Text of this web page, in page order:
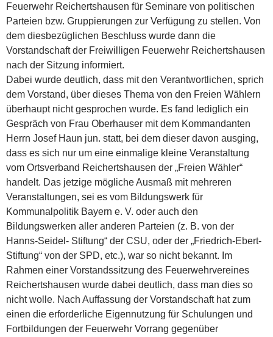
Feuerwehr Reichertshausen für Seminare von politischen
Parteien bzw. Gruppierungen zur Verfügung zu stellen. Von
dem diesbezüglichen Beschluss wurde dann die
Vorstandschaft der Freiwilligen Feuerwehr Reichertshausen
nach der Sitzung informiert.
Dabei wurde deutlich, dass mit den Verantwortlichen, sprich
dem Vorstand, über dieses Thema von den Freien Wählern
überhaupt nicht gesprochen wurde. Es fand lediglich ein
Gespräch von Frau Oberhauser mit dem Kommandanten
Herrn Josef Haun jun. statt, bei dem dieser davon ausging,
dass es sich nur um eine einmalige kleine Veranstaltung
vom Ortsverband Reichertshausen der „Freien Wähler“
handelt. Das jetzige mögliche Ausmaß mit mehreren
Veranstaltungen, sei es vom Bildungswerk für
Kommunalpolitik Bayern e. V. oder auch den
Bildungswerken aller anderen Parteien (z. B. von der
Hanns-Seidel- Stiftung“ der CSU, oder der „Friedrich-Ebert-
Stiftung“ von der SPD, etc.), war so nicht bekannt. Im
Rahmen einer Vorstandssitzung des Feuerwehrvereines
Reichertshausen wurde dabei deutlich, dass man dies so
nicht wolle. Nach Auffassung der Vorstandschaft hat zum
einen die erforderliche Eigennutzung für Schulungen und
Fortbildungen der Feuerwehr Vorrang gegenüber